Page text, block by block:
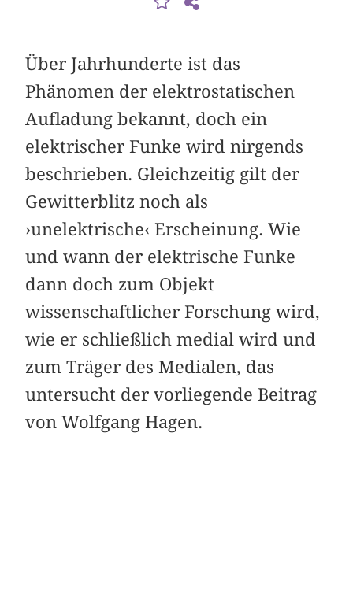
Über Jahrhunderte ist das
Phänomen der elektrostatischen
Aufladung bekannt, doch ein
elektrischer Funke wird nirgends
beschrieben. Gleichzeitig gilt der
Gewitterblitz noch als
›unelektrische‹ Erscheinung. Wie
und wann der elektrische Funke
dann doch zum Objekt
wissenschaftlicher Forschung wird,
wie er schließlich medial wird und
zum Träger des Medialen, das
untersucht der vorliegende Beitrag
von Wolfgang Hagen.